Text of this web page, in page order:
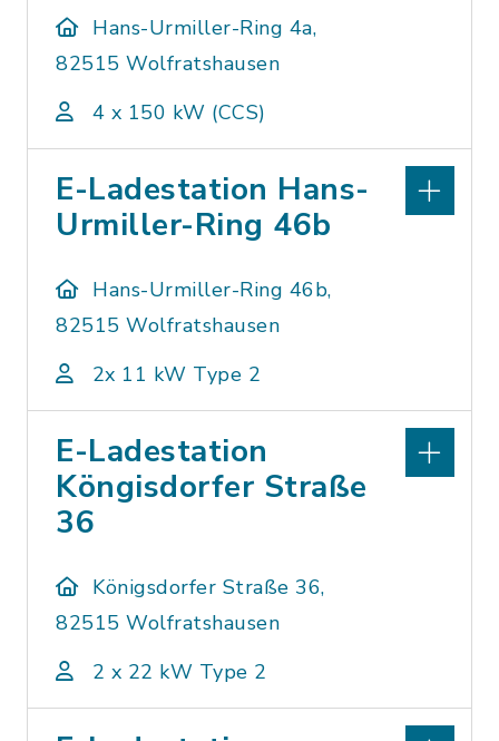
Hans-Urmiller-Ring 4a,
82515 Wolfratshausen
4 x 150 kW (CCS)
E-Ladestation Hans-
Urmiller-Ring 46b
Hans-Urmiller-Ring 46b,
82515 Wolfratshausen
2x 11 kW Type 2
E-Ladestation
Köngisdorfer Straße
36
Königsdorfer Straße 36,
82515 Wolfratshausen
2 x 22 kW Type 2